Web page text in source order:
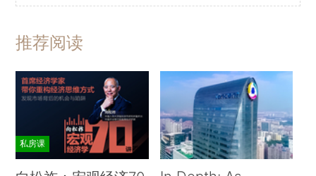
推荐阅读
私房课